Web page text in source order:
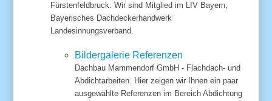
Fürstenfeldbruck. Wir sind Mitglied im LIV Bayern,
Bayerisches Dachdeckerhandwerk
Landesinnungsverband.
Bildergalerie Referenzen
Dachbau Mammendorf GmbH - Flachdach- und
Abdichtarbeiten. Hier zeigen wir Ihnen ein paar
ausgewählte Referenzen im Bereich Abdichtung